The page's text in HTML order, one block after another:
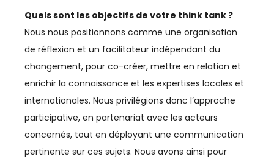
COMMUNICATION
CONSO
COUPE DU MONDE
CULTURE
CYBERSÉCURITÉ
Quels sont les objectifs de votre think tank ?
Nous nous positionnons comme une organisation
de réflexion et un facilitateur indépendant du
changement, pour co-créer, mettre en relation et
enrichir la connaissance et les expertises locales et
internationales. Nous privilégions donc l’approche
participative, en partenariat avec les acteurs
concernés, tout en déployant une communication
pertinente sur ces sujets. Nous avons ainsi pour